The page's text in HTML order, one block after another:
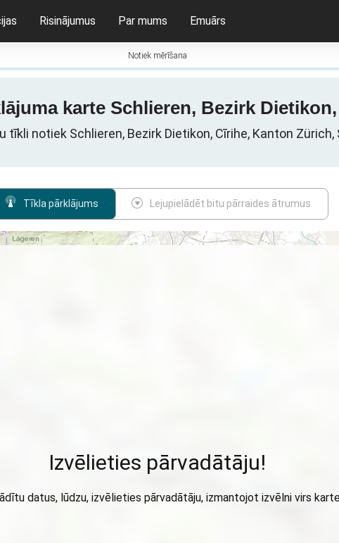
Risinājumus Par mums Emuārs
Notiek mērīšana
karte Schlieren, Bezirk
tīkli notiek Schlieren, Bezirk Dietikon, Cīrihe, Kanton Zürich,
Tīkla pārklājums Lejupielādēt bitu pārraides ātrumus
Izvēlieties pārvadātāju!
datus, lūdzu, izvēlieties pārvadātāju, izmantojot izvēlni virs